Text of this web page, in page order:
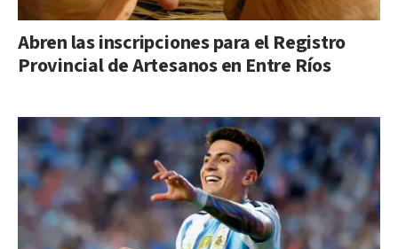
Abren las inscripciones para el Registro
Provincial de Artesanos en Entre Ríos